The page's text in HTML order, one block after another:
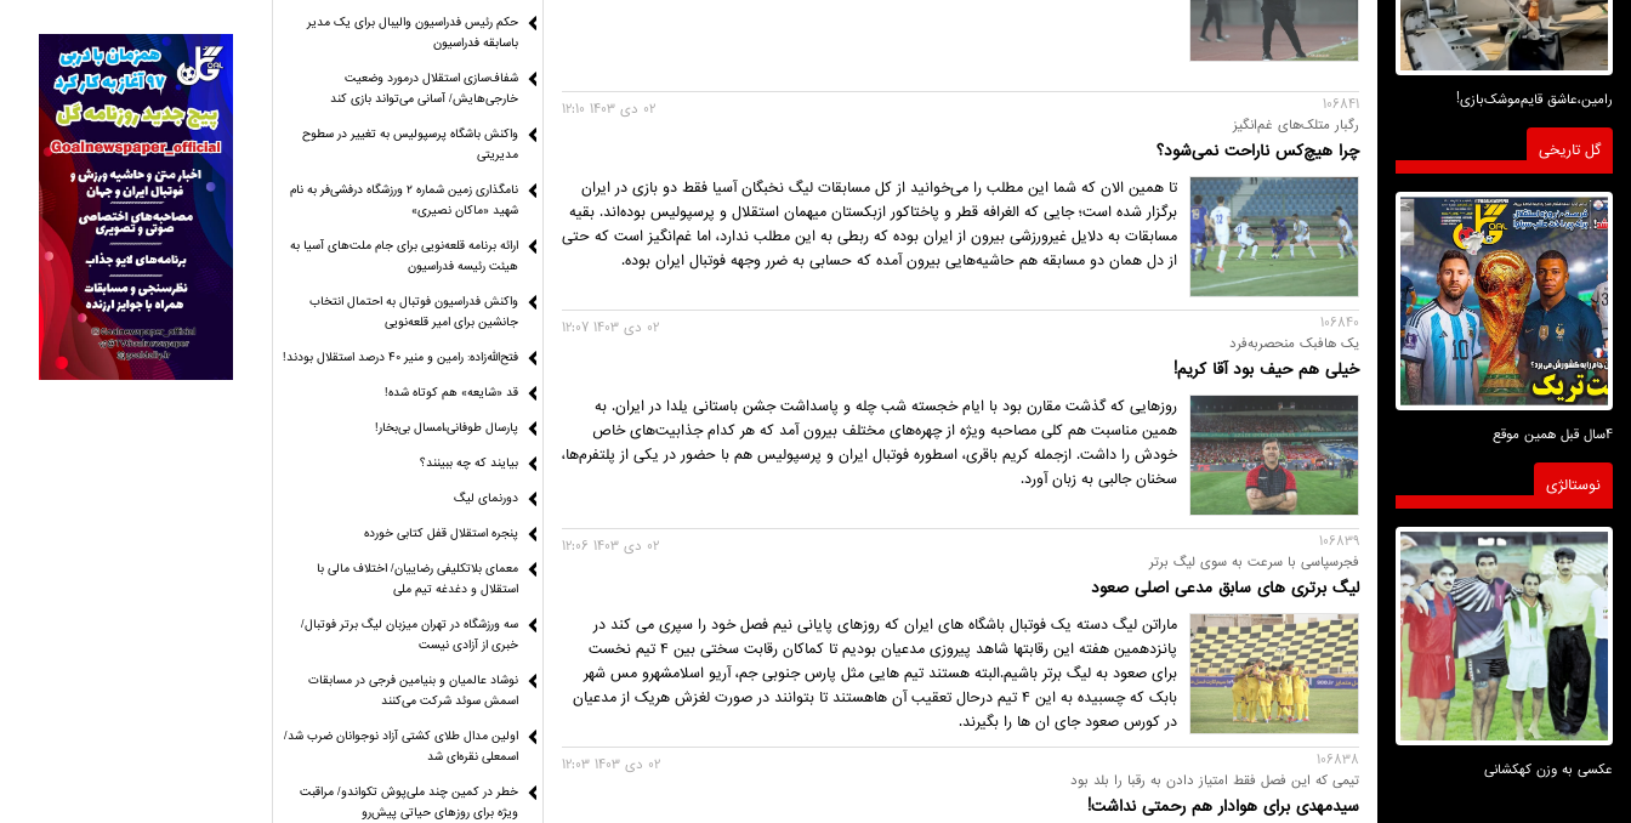
106841
رگبار متلک‌های غم‌انگیز
چرا هیچ‌کس ناراحت نمی‌شود؟
02 دی 1403 12:10
تا همین الان که شما این مطلب را می‌خوانید از کل مسابقات لیگ نخبگان آسیا فقط دو بازی در ایران
برگزار شده است؛ جایی که الغرافه قطر و پاختاکور ازبکستان ‌میهمان استقلال و پرسپولیس بوده‌اند. بقیه
مسابقات به دلایل غیرورزشی بیرون از ایران بوده که ربطی به این مطلب ندارد، اما غم‌انگیز است که حتی
از دل همان دو مسابقه هم حاشیه‌هایی بیرون آمده که حسابی به ضرر وجهه فوتبال ایران بوده.
106840
یک هافبک منحصربه‌فرد
خیلی هم حیف بود آقا کریم!
02 دی 1403 12:07
روزهایی که گذشت مقارن بود با ایام خجسته شب چله و پاسداشت جشن باستانی یلدا در ایران. به
همین مناسبت هم کلی مصاحبه ویژه از چهره‌های مختلف بیرون آمد که هر کدام جذابیت‌های خاص
خودش را داشت. از‌جمله کریم باقری، اسطوره فوتبال ایران و پرسپولیس هم با حضور در یکی از پلتفرم‌ها،
سخنان جالبی به زبان آورد.
106839
فجرسپاسی با سرعت به سوی لیگ برتر
لیگ برتری های سابق مدعی اصلی صعود
02 دی 1403 12:06
ماراتن لیگ دسته یک فوتبال باشگاه های ایران که روزهای پایانی نیم فصل خود را سپری می کند در
پانزدهمین هفته این رقابتها شاهد پیروزی مدعیان بودیم تا کماکان رقابت سختی بین 4 تیم نخست
برای صعود به لیگ برتر باشیم.البته هستند تیم هایی مثل پارس جنوبی جم، آریو اسلامشهرو مس شهر
بابک که چسبیده به این 4 تیم درحال تعقیب آن هاهستند تا بتوانند در صورت لغزش هریک از مدعیان
در کورس صعود جای ان ها را بگیرند.
106838
تیمی که این فصل فقط امتیاز دادن به رقبا را بلد بود
سیدمهدی برای هوادار هم رحمتی نداشت!
02 دی 1403 12:03
رامین،عاشق قایم‌موشک‌بازی!
گل تاریخی
4سال قبل همین موقع
نوستالژی
عکسی به وزن کهکشانی
حکم رئیس فدراسیون والیبال برای یک مدیر
باسابقه فدراسیون
شفاف‌سازی استقلال درمورد وضعیت
خارجی‌هایش/ آسانی می‌تواند بازی کند
واکنش باشگاه پرسپولیس به تغییر در سطوح
مدیریتی
نامگذاری زمین شماره ۲ ورزشگاه درفشی‌فر به نام
شهید «ماکان نصیری»
ارائه برنامه‌ قلعه‌نویی برای جام ملت‌های آسیا به
هیئت رئیسه فدراسیون
واکنش فدراسیون فوتبال به احتمال انتخاب
جانشین برای امیر قلعه‌نویی
فتح‌الله‌زاده: رامین و منیر 40 درصد استقلال بودند!
قد «شایعه» هم کوتاه شده!
پارسال طوفانی،امسال بی‌بخار!
بیایند که چه ببینند؟
دورنمای لیگ
پنجره‌ استقلال قفل کتابی خورده
معمای بلاتکلیفی رضاییان/ اختلاف مالی با
استقلال و دغدغه تیم ملی
سه ورزشگاه در تهران میزبان لیگ برتر فوتبال/
خبری از آزادی نیست
نوشاد عالمیان و بنیامین فرجی در مسابقات
اسمش سوئد شرکت می‌کنند
اولین مدال طلای کشتی آزاد نوجوانان ضرب شد/
اسمعلی نقره‌ای شد
خطر در کمین چند ملی‌پوش تکواندو/ مراقبت
ویژه برای روزهای حیاتی پیش‌رو